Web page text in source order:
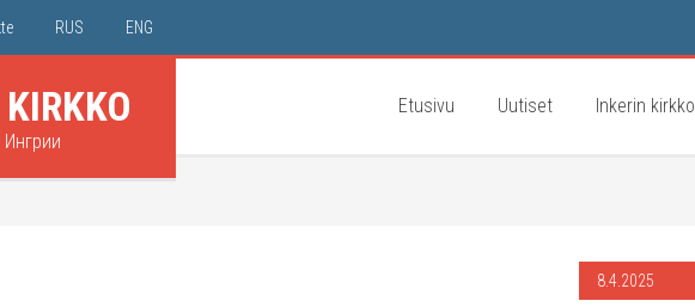
RUS ENG
Etusivu Uutiset Inkerin kirkko
8.4.2025